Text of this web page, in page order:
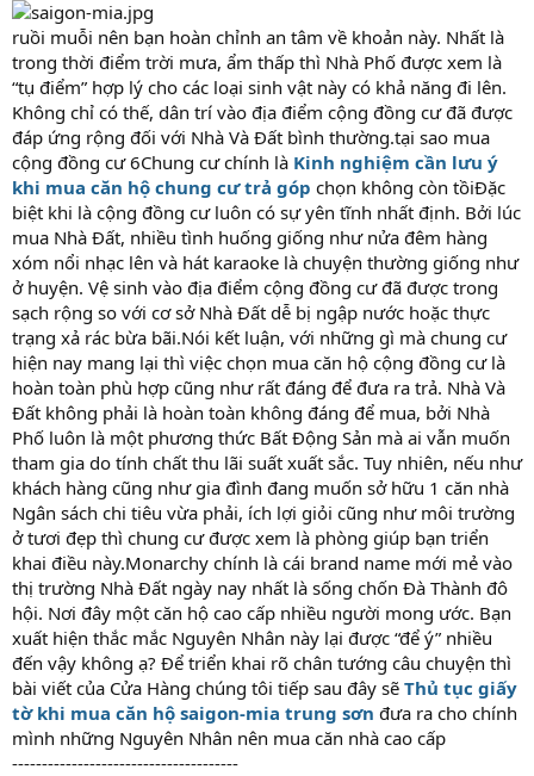
ruồi muỗi nên bạn hoàn chỉnh an tâm về khoản này. Nhất là
trong thời điểm trời mưa, ẩm thấp thì Nhà Phố được xem là
“tụ điểm” hợp lý cho các loại sinh vật này có khả năng đi lên.
Không chỉ có thế, dân trí vào địa điểm cộng đồng cư đã được
đáp ứng rộng đối với Nhà Và Đất bình thường.tại sao mua
cộng đồng cư 6Chung cư chính là Kinh nghiệm cần lưu ý
khi mua căn hộ chung cư trả góp chọn không còn tồiĐặc
biệt khi là cộng đồng cư luôn có sự yên tĩnh nhất định. Bởi lúc
mua Nhà Đất, nhiều tình huống giống như nửa đêm hàng
xóm nổi nhạc lên và hát karaoke là chuyện thường giống như
ở huyện. Vệ sinh vào địa điểm cộng đồng cư đã được trong
sạch rộng so với cơ sở Nhà Đất dễ bị ngập nước hoặc thực
trạng xả rác bừa bãi.Nói kết luận, với những gì mà chung cư
hiện nay mang lại thì việc chọn mua căn hộ cộng đồng cư là
hoàn toàn phù hợp cũng như rất đáng để đưa ra trả. Nhà Và
Đất không phải là hoàn toàn không đáng để mua, bởi Nhà
Phố luôn là một phương thức Bất Động Sản mà ai vẫn muốn
tham gia do tính chất thu lãi suất xuất sắc. Tuy nhiên, nếu như
khách hàng cũng như gia đình đang muốn sở hữu 1 căn nhà
Ngân sách chi tiêu vừa phải, ích lợi giỏi cũng như môi trường
ở tươi đẹp thì chung cư được xem là phòng giúp bạn triển
khai điều này.Monarchy chính là cái brand name mới mẻ vào
thị trường Nhà Đất ngày nay nhất là sống chốn Đà Thành đô
hội. Nơi đây một căn hộ cao cấp nhiều người mong ước. Bạn
xuất hiện thắc mắc Nguyên Nhân này lại được “để ý” nhiều
đến vậy không ạ? Để triển khai rõ chân tướng câu chuyện thì
bài viết của Cửa Hàng chúng tôi tiếp sau đây sẽ Thủ tục giấy
tờ khi mua căn hộ saigon-mia trung sơn đưa ra cho chính
mình những Nguyên Nhân nên mua căn nhà cao cấp
--------------------------------------